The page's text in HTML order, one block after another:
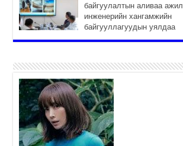
байгуулалтын аливаа ажил
инженерийн хангамжийн
байгууллагуудын уялдаа
холбоогүйгээс саатах ёсгүй
“Сэлбэ 20 минутын хот”
төслийн анхны 12 давхар
барилгын үндсэн карказ,
цутгалтын ажил дууслаа
2026 оны 7 сар 20 / 17 цаг 17 минут
Мопед, скүүтер, тэдгээртэй
адилтгах үзүүлэлт бүхий